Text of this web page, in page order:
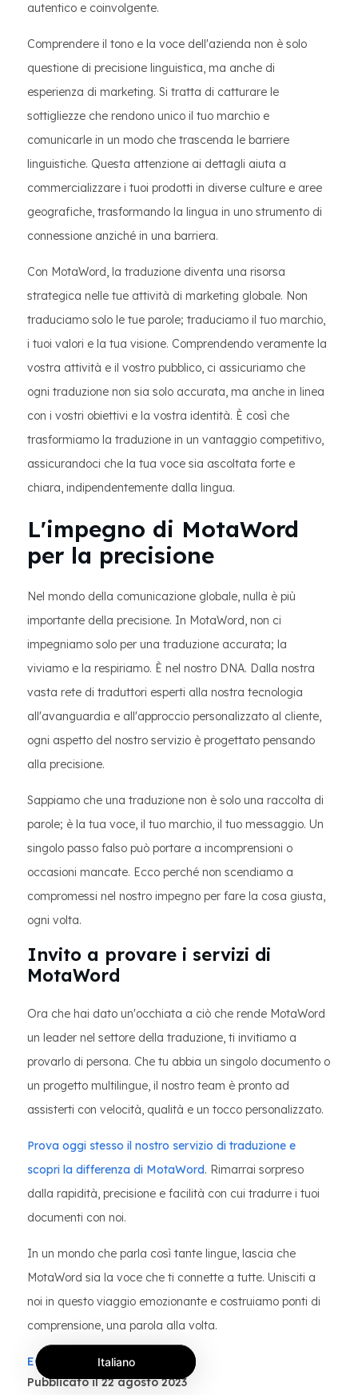
autentico e coinvolgente.
Comprendere il tono e la voce dell'azienda non è solo
questione di precisione linguistica, ma anche di
esperienza di marketing. Si tratta di catturare le
sottigliezze che rendono unico il tuo marchio e
comunicarle in un modo che trascenda le barriere
linguistiche. Questa attenzione ai dettagli aiuta a
commercializzare i tuoi prodotti in diverse culture e aree
geografiche, trasformando la lingua in uno strumento di
connessione anziché in una barriera.
Con MotaWord, la traduzione diventa una risorsa
strategica nelle tue attività di marketing globale. Non
traduciamo solo le tue parole; traduciamo il tuo marchio,
i tuoi valori e la tua visione. Comprendendo veramente la
vostra attività e il vostro pubblico, ci assicuriamo che
ogni traduzione non sia solo accurata, ma anche in linea
con i vostri obiettivi e la vostra identità. È così che
trasformiamo la traduzione in un vantaggio competitivo,
assicurandoci che la tua voce sia ascoltata forte e
chiara, indipendentemente dalla lingua.
L'impegno di MotaWord
per la precisione
Nel mondo della comunicazione globale, nulla è più
importante della precisione. In MotaWord, non ci
impegniamo solo per una traduzione accurata; la
viviamo e la respiriamo. È nel nostro DNA. Dalla nostra
vasta rete di traduttori esperti alla nostra tecnologia
all'avanguardia e all'approccio personalizzato al cliente,
ogni aspetto del nostro servizio è progettato pensando
alla precisione.
Sappiamo che una traduzione non è solo una raccolta di
parole; è la tua voce, il tuo marchio, il tuo messaggio. Un
singolo passo falso può portare a incomprensioni o
occasioni mancate. Ecco perché non scendiamo a
compromessi nel nostro impegno per fare la cosa giusta,
ogni volta.
Invito a provare i servizi di
MotaWord
Ora che hai dato un'occhiata a ciò che rende MotaWord
un leader nel settore della traduzione, ti invitiamo a
provarlo di persona. Che tu abbia un singolo documento o
un progetto multilingue, il nostro team è pronto ad
assisterti con velocità, qualità e un tocco personalizzato.
Prova oggi stesso il nostro servizio di traduzione e
scopri la differenza di MotaWord. Rimarrai sorpreso
dalla rapidità, precisione e facilità con cui tradurre i tuoi
documenti con noi.
In un mondo che parla così tante lingue, lascia che
MotaWord sia la voce che ti connette a tutte. Unisciti a
noi in questo viaggio emozionante e costruiamo ponti di
comprensione, una parola alla volta.
ECEM TUNCER
Pubblicato il 22 agosto 2023
Italiano